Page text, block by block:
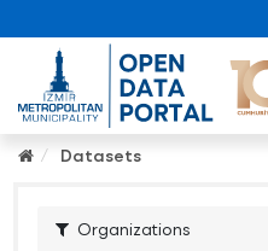
Datasets
Organizations